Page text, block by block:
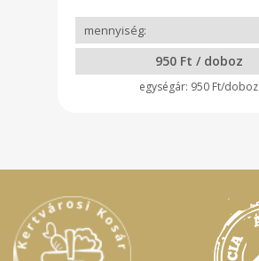
950 Ft / doboz
950 Ft/doboz